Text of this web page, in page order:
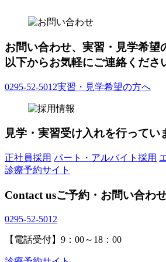
お問い合わせ、実習・見学希望
以下からお気軽にご連絡くださ
0295-52-5012実習・見学希望の方へ
見学・実習受け入れを行ってい
正社員採用 パート・アルバイト採用
診療予約サイト
Contact usご予約・お問い合わ
0295-52-5012
【電話受付】9：00～18：00